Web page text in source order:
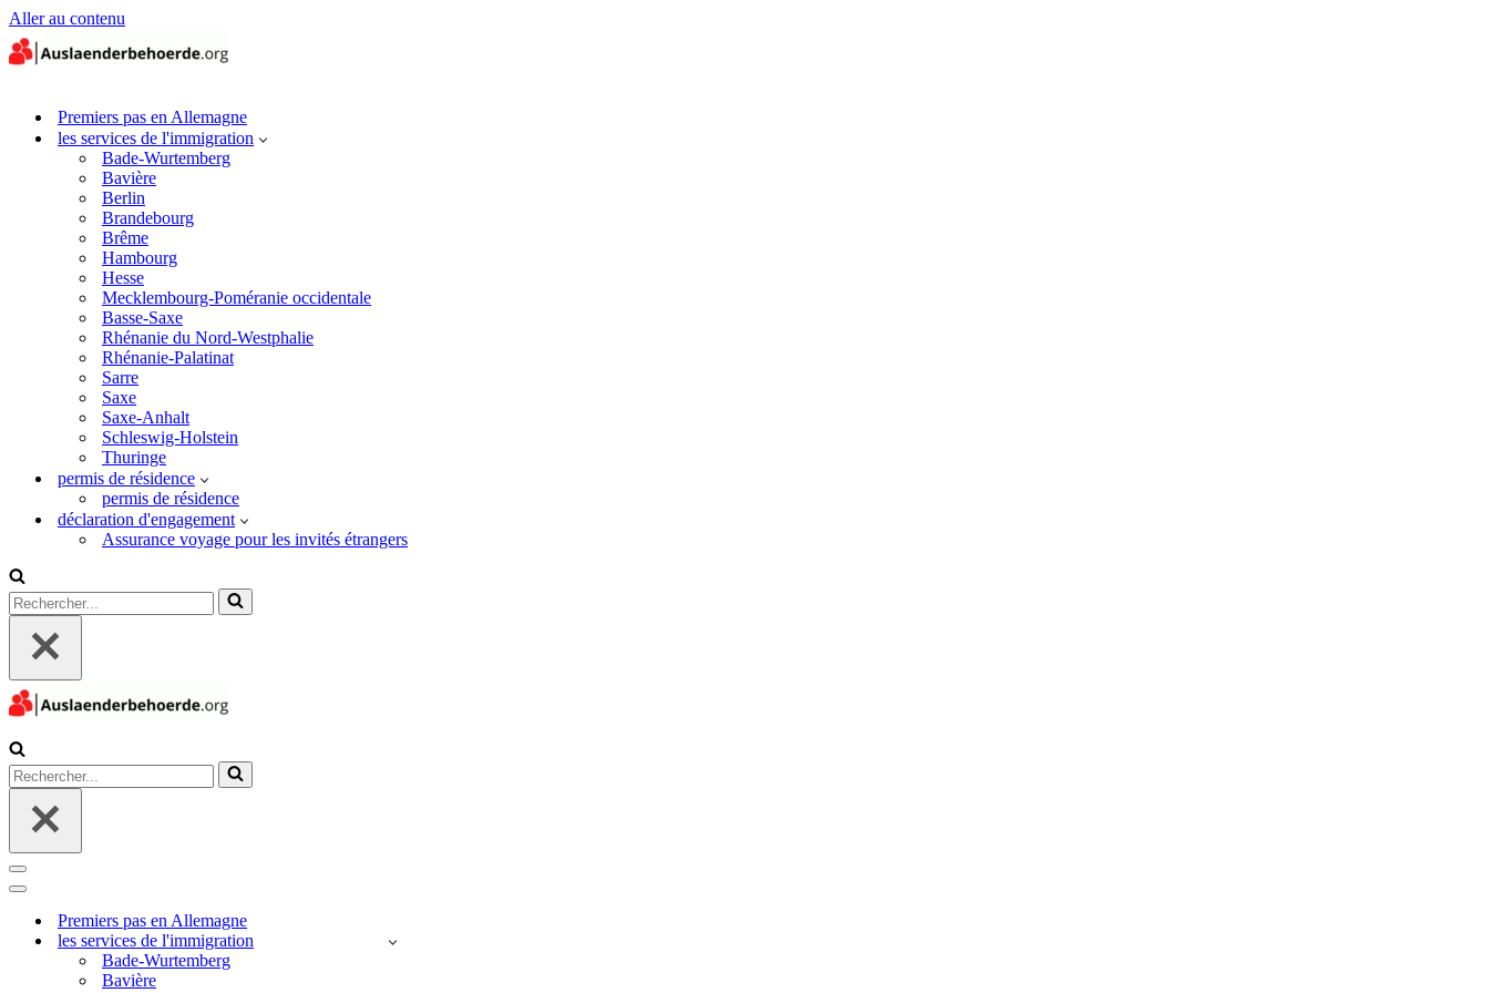
Aller au contenu
Premiers pas en Allemagne
les services de l'immigration
Bade-Wurtemberg
Bavière
Berlin
Brandebourg
Brême
Hambourg
Hesse
Mecklembourg-Poméranie occidentale
Basse-Saxe
Rhénanie du Nord-Westphalie
Rhénanie-Palatinat
Sarre
Saxe
Saxe-Anhalt
Schleswig-Holstein
Thuringe
permis de résidence
permis de résidence
déclaration d'engagement
Assurance voyage pour les invités étrangers
Rechercher...
Rechercher...
Menu
de
Menu
navigationPremiers pas en Allemagne
les services de l'immigration
Bade-Wurtemberg
Bavière